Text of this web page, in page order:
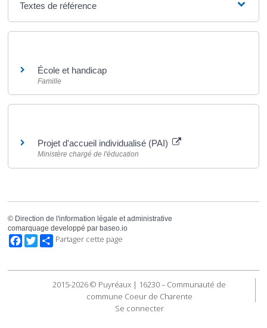
Textes de référence
École et handicap
Famille
Projet d'accueil individualisé (PAI)
Ministère chargé de l'éducation
© Direction de l'information légale et administrative
comarquage developpé par baseo.io
Facebook
TwitterPartager cette page
2015-2026 © Puyréaux | 16230 – Communauté de
commune Coeur de Charente
Se connecter